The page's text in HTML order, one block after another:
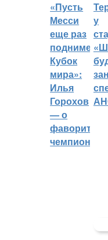
«Пусть
Месси
еще раз
поднимет
Кубок
мира»:
Илья
Горохов
— о
фаворитах
чемпионата
у